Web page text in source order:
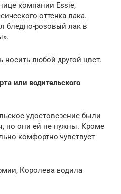
компании Essie,
оттенка лака.
бледно-розовый лак в
носить любой другой цвет.
или водительского
удостоверение были
но они ей не нужны. Кроме
комфортно чувствует
Королева водила